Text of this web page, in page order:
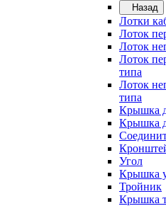
Назад
Лотки
Лоток
Лоток
Лоток
типа
Лоток
типа
Крышка
Крышка
Угол
Крышка
Тройник
Крышка